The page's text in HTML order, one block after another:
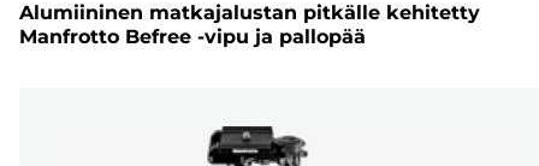
Alumiininen matkajalustan pitkälle kehitetty
Manfrotto Befree -vipu ja pallopää